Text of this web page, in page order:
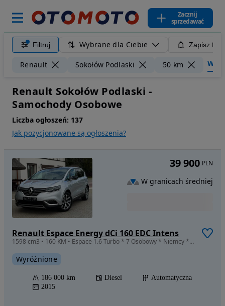
Zacznij
sprzedawać
Filtruj Wybrane dla Ciebie Zapisz
Renault Sokołów Podlaski 50 km
Renault Sokołów Podlaski -
Samochody Osobowe
Liczba ogłoszeń: 137
Jak pozycjonowane są ogłoszenia?
Renault Espace Energy dCi 160 EDC Intens
1598 cm3 • 160 KM • Espace 1.6 Turbo * 7 Osobowy * Niemcy * Lampy Led * Nawi *
Wyróżnione
186 000 km Diesel
Automatyczna
2015
39 900 PLN
W granicach średniej